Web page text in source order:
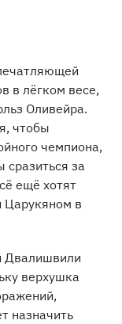
в лёгком весе,
Оливейра.
чтобы
чемпиона,
за
ещё хотят
в
Двалишвили
верхушка
назначить